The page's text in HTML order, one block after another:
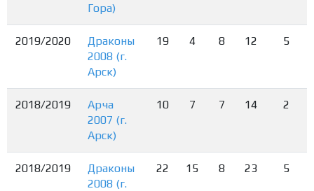
Гора)
2019/2020
Драконы
2008 (г.
Арск)
19 4 8 12 5
2018/2019
Арча
2007 (г.
Арск)
10 7 7 14 2
2018/2019
Драконы
2008 (г.
22 15 8 23 5